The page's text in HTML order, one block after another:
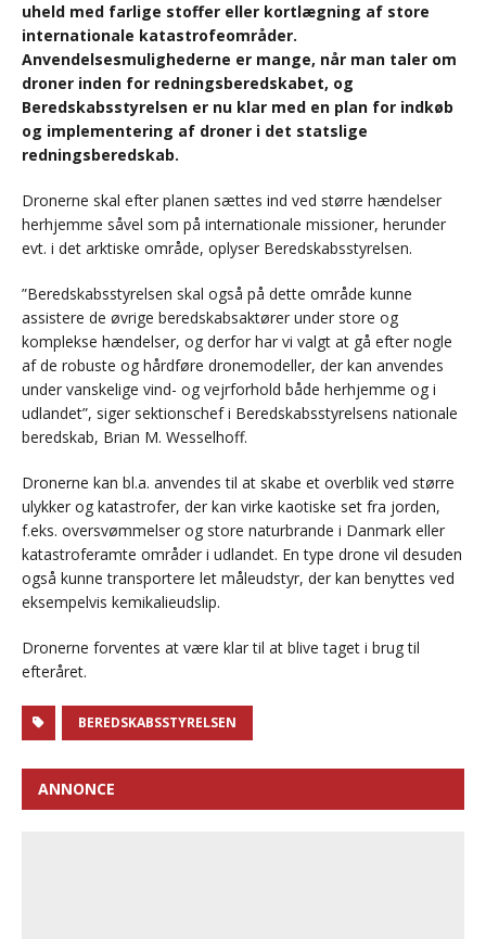
uheld med farlige stoffer eller kortlægning af store
internationale katastrofeområder.
Anvendelsesmulighederne er mange, når man taler om
droner inden for redningsberedskabet, og
Beredskabsstyrelsen er nu klar med en plan for indkøb
og implementering af droner i det statslige
redningsberedskab.
Dronerne skal efter planen sættes ind ved større hændelser
herhjemme såvel som på internationale missioner, herunder
evt. i det arktiske område, oplyser Beredskabsstyrelsen.
”Beredskabsstyrelsen skal også på dette område kunne
assistere de øvrige beredskabsaktører under store og
komplekse hændelser, og derfor har vi valgt at gå efter nogle
af de robuste og hårdføre dronemodeller, der kan anvendes
under vanskelige vind- og vejrforhold både herhjemme og i
udlandet”, siger sektionschef i Beredskabsstyrelsens nationale
beredskab, Brian M. Wesselhoff.
Dronerne kan bl.a. anvendes til at skabe et overblik ved større
ulykker og katastrofer, der kan virke kaotiske set fra jorden,
f.eks. oversvømmelser og store naturbrande i Danmark eller
katastroferamte områder i udlandet. En type drone vil desuden
også kunne transportere let måleudstyr, der kan benyttes ved
eksempelvis kemikalieudslip.
Dronerne forventes at være klar til at blive taget i brug til
efteråret.
BEREDSKABSSTYRELSEN
ANNONCE